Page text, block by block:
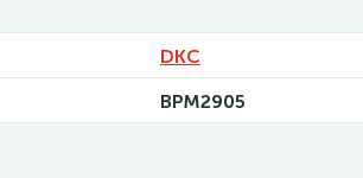
DKC
BPM2905